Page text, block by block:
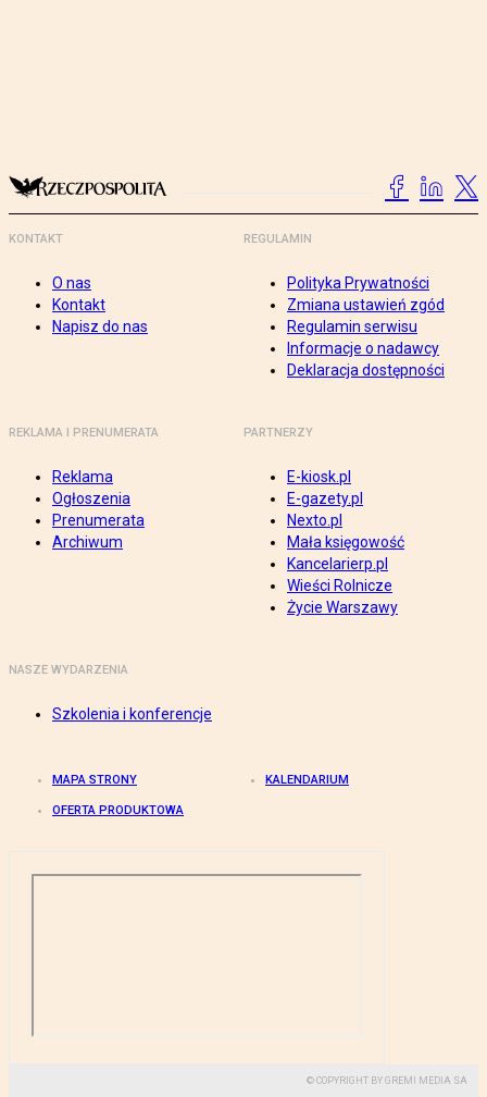
KONTAKT
O nas
Kontakt
Napisz do nas
REGULAMIN
Polityka Prywatności
Zmiana ustawień zgód
Regulamin serwisu
Informacje o nadawcy
Deklaracja dostępności
REKLAMA I PRENUMERATA
Reklama
Ogłoszenia
Prenumerata
Archiwum
PARTNERZY
E-kiosk.pl
E-gazety.pl
Nexto.pl
Mała księgowość
Kancelarierp.pl
Wieści Rolnicze
Życie Warszawy
NASZE WYDARZENIA
Szkolenia i konferencje
MAPA STRONY KALENDARIUM
OFERTA PRODUKTOWA
© COPYRIGHT BY GREMI MEDIA SA